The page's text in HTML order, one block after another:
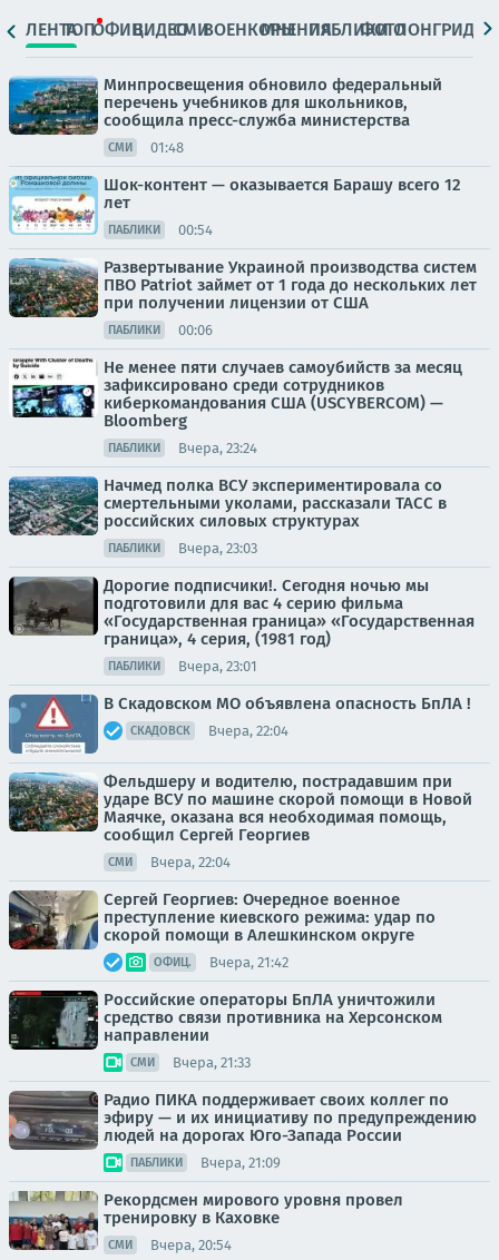
ЛЕНТАТОПОФИЦ.ВИДЕОСМИВОЕНКОРЫМНЕНИЯПАБЛИКИ
ФОТОЛОНГРИДЫ
Минпросвещения обновило федеральный
перечень учебников для школьников,
сообщила пресс-служба министерства
СМИ 01:48
Шок-контент — оказывается Барашу всего 12
лет
ПАБЛИКИ 00:54
Развертывание Украиной производства систем
ПВО Patriot займет от 1 года до нескольких лет
при получении лицензии от США
ПАБЛИКИ 00:06
Не менее пяти случаев самоубийств за месяц
зафиксировано среди сотрудников
киберкомандования США (USCYBERCOM) —
Bloomberg
ПАБЛИКИ Вчера, 23:24
Начмед полка ВСУ экспериментировала со
смертельными уколами, рассказали ТАСС в
российских силовых структурах
ПАБЛИКИ Вчера, 23:03
Дорогие подписчики!. Сегодня ночью мы
подготовили для вас 4 серию фильма
«Государственная граница» «Государственная
граница», 4 серия, (1981 год)
ПАБЛИКИ Вчера, 23:01
В Скадовском МО объявлена опасность БпЛА !
СКАДОВСК Вчера, 22:04
Фельдшеру и водителю, пострадавшим при
ударе ВСУ по машине скорой помощи в Новой
Маячке, оказана вся необходимая помощь,
сообщил Сергей Георгиев
СМИ Вчера, 22:04
Сергей Георгиев: Очередное военное
преступление киевского режима: удар по
скорой помощи в Алешкинском округе
ОФИЦ. Вчера, 21:42
Российские операторы БпЛА уничтожили
средство связи противника на Херсонском
направлении
СМИ Вчера, 21:33
Радио ПИКА поддерживает своих коллег по
эфиру — и их инициативу по предупреждению
людей на дорогах Юго-Запада России
ПАБЛИКИ Вчера, 21:09
Рекордсмен мирового уровня провел
тренировку в Каховке
СМИ Вчера, 20:54